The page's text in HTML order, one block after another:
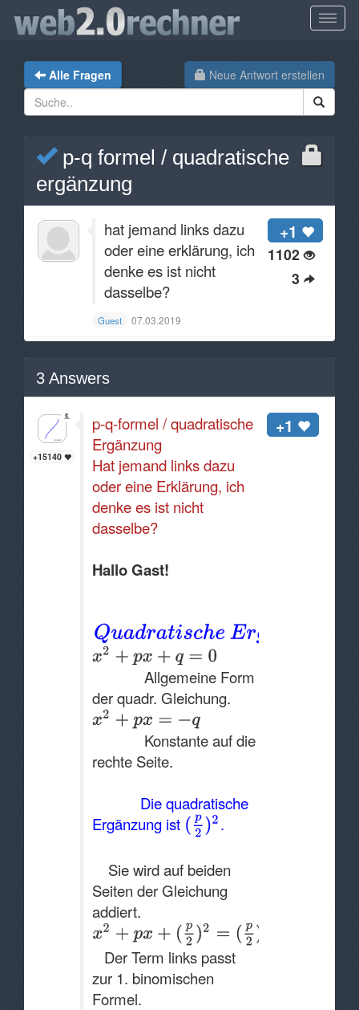
Neue Antwort erstellen
Alle Fragen
p-q formel / quadratische
ergänzung
+1
1102
3
hat jemand links dazu
oder eine erklärung, ich
denke es ist nicht
dasselbe?
Guest 07.03.2019
3 Answers
+15140
+1
p-q-formel / quadratische
Ergänzung
Hat jemand links dazu
oder eine Erklärung, ich
denke es ist nicht
dasselbe?
Hallo Gast!
Allgemeine Form
der quadr. Gleichung.
Konstante auf die
rechte Seite.
Die quadratische
Ergänzung ist
.
Sie wird auf beiden
Seiten der Gleichung
addiert.
Der Term links passt
zur 1. binomischen
Formel.